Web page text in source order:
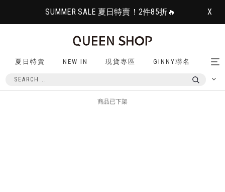
SUMMER SALE 夏日特賣！2件85折🔥 X
夏日特賣 NEW IN 現貨專區 GINNY聯名
商品已下架